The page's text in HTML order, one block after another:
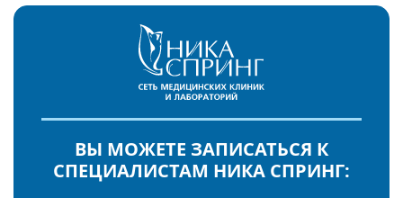
ВЫ МОЖЕТЕ ЗАПИСАТЬСЯ К
СПЕЦИАЛИСТАМ НИКА СПРИНГ: